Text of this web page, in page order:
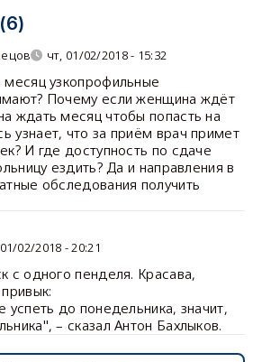
чт, 01/02/2018 - 15:32
узкопрофильные
Почему если женщина ждёт
ждать месяц чтобы попасть на
узнает, что за приём врач примет
И где доступность по сдаче
ездить? Да и направления в
обследования получить
02/2018 - 20:21
с одного пенделя. Красава,
успеть до понедельника, значит,
– сказал Антон Бахлыков.